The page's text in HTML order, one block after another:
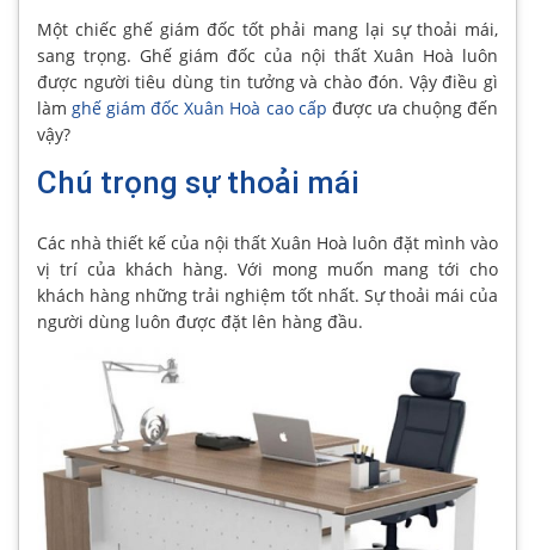
Một chiếc ghế giám đốc tốt phải mang lại sự thoải mái,
sang trọng. Ghế giám đốc của nội thất Xuân Hoà luôn
được người tiêu dùng tin tưởng và chào đón. Vậy điều gì
làmghế giám đốc Xuân Hoà cao cấp được ưa chuộng đến
vậy?
Chú trọng sự thoải mái
Các nhà thiết kế của nội thất Xuân Hoà luôn đặt mình vào
vị trí của khách hàng. Với mong muốn mang tới cho
khách hàng những trải nghiệm tốt nhất. Sự thoải mái của
người dùng luôn được đặt lên hàng đầu.